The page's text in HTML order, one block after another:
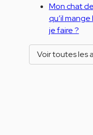
Mon chat
qu’il
je faire ?
Voir toutes les